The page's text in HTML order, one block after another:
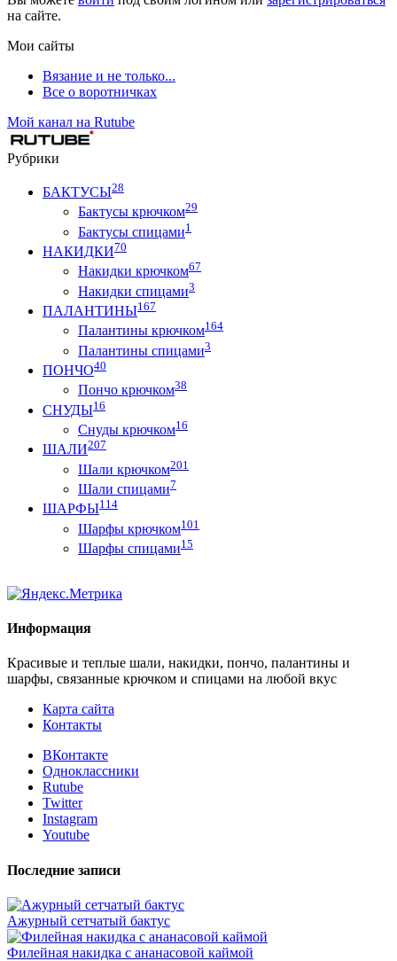
на сайте.
Мои сайты
Вязание и не только...
Все о воротничках
Мой канал на Rutube
Рубрики
БАКТУСЫ28
Бактусы крючком29
Бактусы спицами1
НАКИДКИ70
Накидки крючком67
Накидки спицами3
ПАЛАНТИНЫ167
Палантины крючком164
Палантины спицами3
ПОНЧО40
Пончо крючком38
СНУДЫ16
Снуды крючком16
ШАЛИ207
Шали крючком201
Шали спицами7
ШАРФЫ114
Шарфы крючком101
Шарфы спицами15
Информация
Красивые и теплые шали, накидки, пончо, палантины и
шарфы, связанные крючком и спицами на любой вкус
Карта сайта
Контакты
ВКонтакте
Одноклассники
Rutube
Twitter
Instagram
Youtube
Последние записи
Ажурный сетчатый бактус
Филейная накидка с ананасовой каймой